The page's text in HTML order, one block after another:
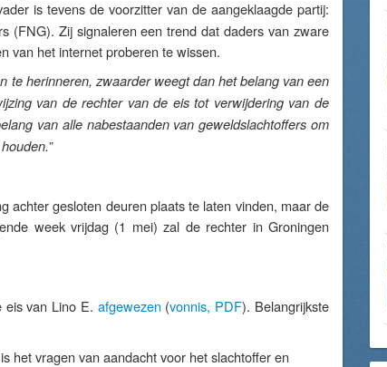
is tevens de voorzitter van de aangeklaagde partij:
(FNG). Zij signaleren een trend dat daders van zware
van het internet proberen te wissen.
te herinneren, zwaarder weegt dan het belang van een
van de rechter van de eis tot verwijdering van de
van alle nabestaanden van geweldslachtoffers om
”
achter gesloten deuren plaats te laten vinden, maar de
week vrijdag (1 mei) zal de rechter in Groningen
eis van Lino E. afgewezen(vonnis, PDF). Belangrijkste
het vragen van aandacht voor het slachtoffer en